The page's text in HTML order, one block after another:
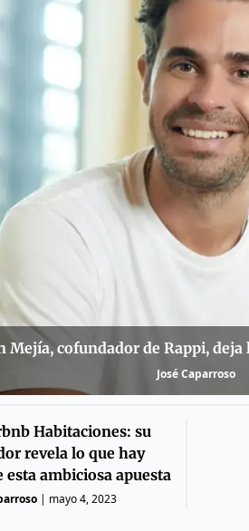
Mejía, cofundador de Rappi,
José Caparroso
Habitaciones: su
revela lo que hay
esta ambiciosa apuesta
| mayo 4, 2023